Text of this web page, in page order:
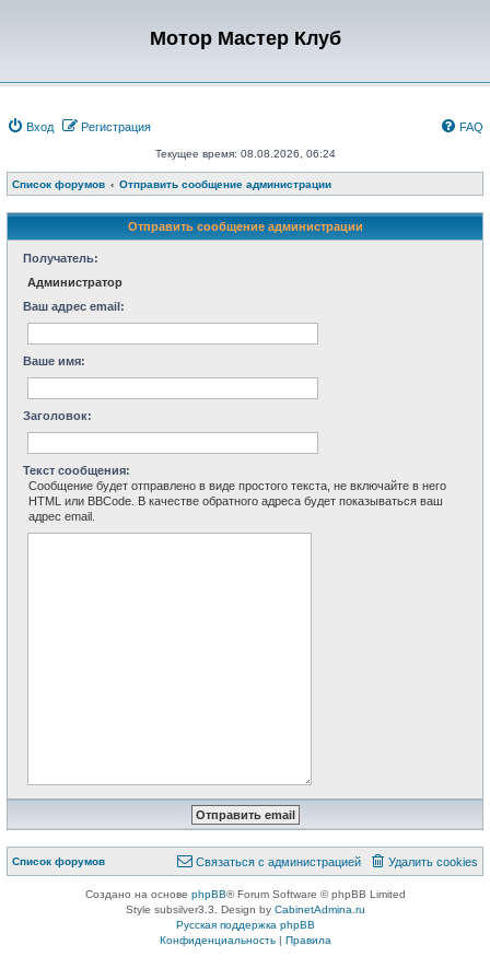
Мотор Мастер Клуб
Вход Регистрация FAQ
Текущее время: 08.08.2026, 06:24
Список форумов Отправить сообщение администрации
Отправить сообщение администрации
Получатель:
Администратор
Ваш адрес email:
Ваше имя:
Заголовок:
Текст сообщения:
Сообщение будет отправлено в виде простого текста, не включайте в него
HTML или BBCode. В качестве обратного адреса будет показываться ваш
адрес email.
Список форумов Удалить cookies
Связаться с администрацией
Создано на основе phpBB® Forum Software © phpBB Limited
Style subsilver3.3. Design by CabinetAdmina.ru
Русская поддержка phpBB
Конфиденциальность| Правила